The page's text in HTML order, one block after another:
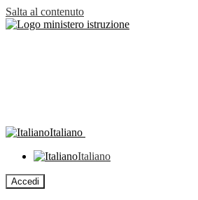
Salta al contenuto
Italiano
Italiano
Accedi